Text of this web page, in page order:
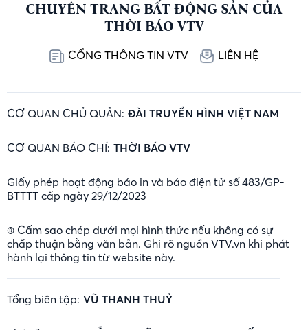
CHUYÊN TRANG BẤT ĐỘNG SẢN CỦA
THỜI BÁO VTV
CỔNG THÔNG TIN VTV LIÊN HỆ
CƠ QUAN CHỦ QUẢN: ĐÀI TRUYỀN HÌNH VIỆT NAM
CƠ QUAN BÁO CHÍ: THỜI BÁO VTV
Giấy phép hoạt động báo in và báo điện tử số 483/GP-
BTTTT cấp ngày 29/12/2023
® Cấm sao chép dưới mọi hình thức nếu không có sự
chấp thuận bằng văn bản. Ghi rõ nguồn VTV.vn khi phát
hành lại thông tin từ website này.
Tổng biên tập: VŨ THANH THUỶ